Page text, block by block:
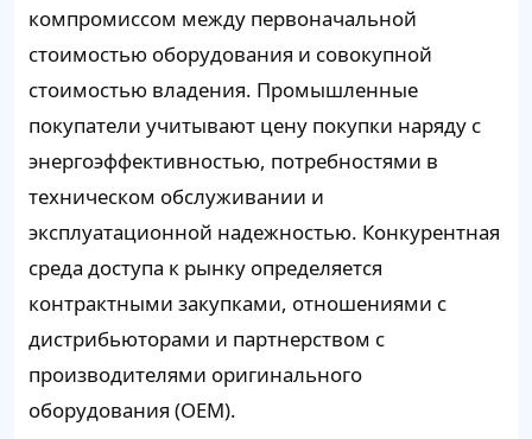
компромиссом между первоначальной
стоимостью оборудования и совокупной
стоимостью владения. Промышленные
покупатели учитывают цену покупки наряду с
энергоэффективностью, потребностями в
техническом обслуживании и
эксплуатационной надежностью. Конкурентная
среда доступа к рынку определяется
контрактными закупками, отношениями с
дистрибьюторами и партнерством с
производителями оригинального
оборудования (OEM).